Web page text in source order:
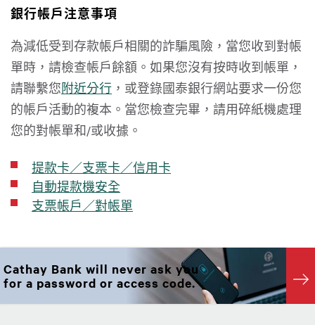
銀行帳戶注意事項
為減低受到存款帳戶相關的詐騙風險，當您收到對帳
單時，請檢查帳戶餘額。如果您沒有按時收到帳單，
請聯繫您附近分行 ，或登錄國泰銀行網站要求一份您
的帳戶活動的複本。當您檢查完畢，請用碎紙機處理
您的對帳單和/或收據。
提款卡／支票卡／信用卡
自動提款機安全
支票帳戶／對帳單
Cathay Bank will never ask you
for a password or access code.